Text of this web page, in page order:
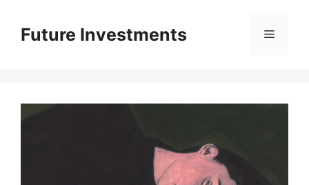
вмістуFuture Investments Меню